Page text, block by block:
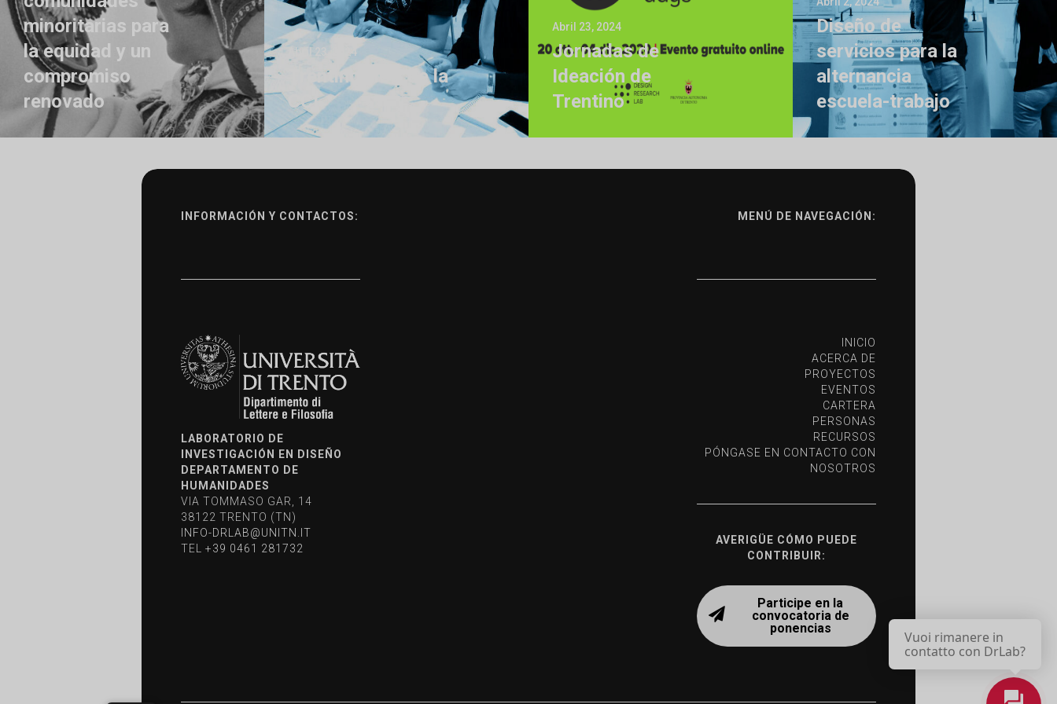
minoritarias para
la equidad y un
compromiso
renovado
Abril 23, 2024
Trentino HUB de la
CCI
Abril 23, 2024
Jornadas de
Ideación de
Trentino
Diseño de
servicios para la
alternancia
escuela-trabajo
INFORMACIÓN Y CONTACTOS:
LABORATORIO DE
INVESTIGACIÓN EN DISEÑO
DEPARTAMENTO DE
HUMANIDADES
VIA TOMMASO GAR, 14
38122 TRENTO (TN)
INFO-DRLAB@UNITN.IT
TEL+39 0461 281732
MENÚ DE NAVEGACIÓN:
INICIO
ACERCA DE
PROYECTOS
EVENTOS
CARTERA
PERSONAS
RECURSOS
PÓNGASE EN CONTACTO CON
NOSOTROS
AVERIGÜE CÓMO PUEDE
CONTRIBUIR:
Participe en la
convocatoria de
ponencias
Vuoi rimanere in
contatto con DrLab?